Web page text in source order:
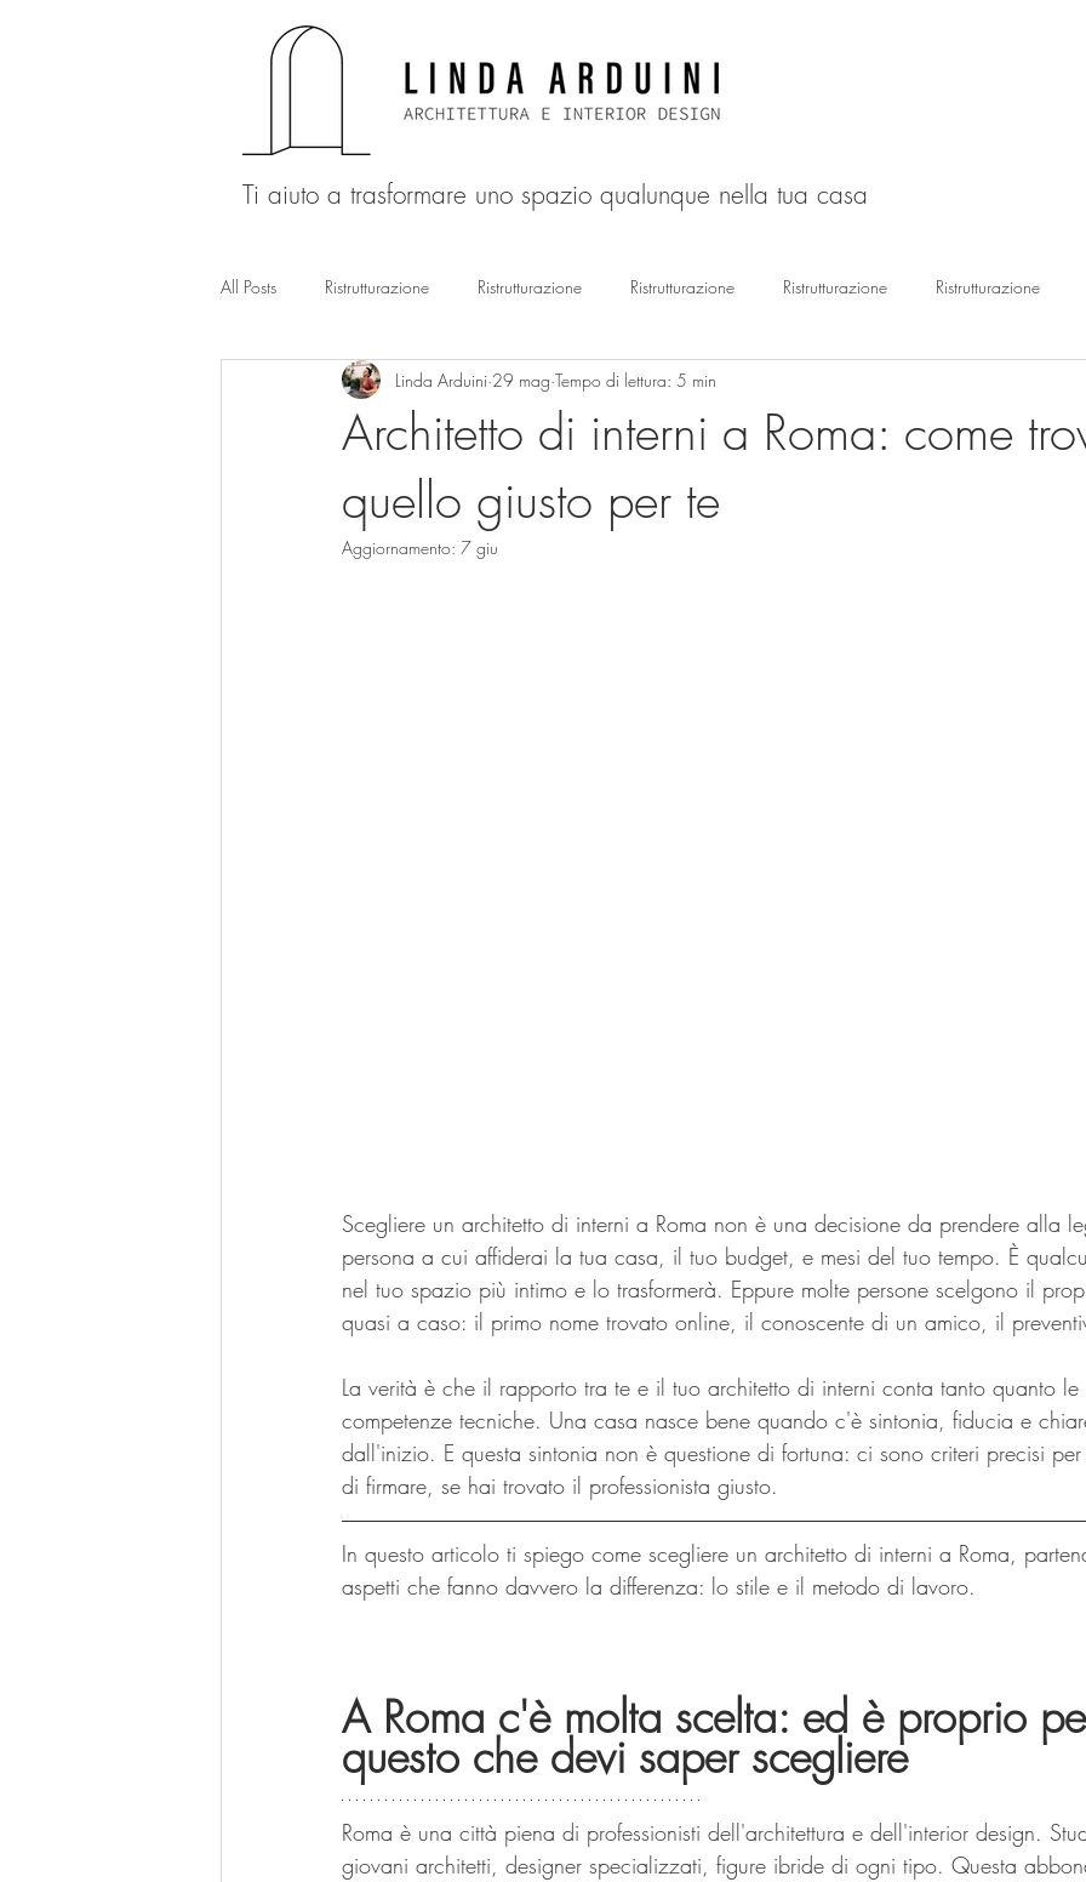
Ti aiuto a trasformare uno spazio qualunque nella tua casa
All Posts Ristrutturazione Ristrutturazione Ristrutturazione Ristrutturazione Ristrutturazione
Ristrutturazione Ristrutturazione Ristrutturazione
Architetto di interni a Roma: come
quello giusto per te
Linda Arduini 29 mag Tempo di lettura: 5 min
Aggiornamento: 7 giu
Scegliere un architetto di interni a Roma non è una decisione da prendere alla
persona a cui affiderai la tua casa, il tuo budget, e mesi del tuo tempo. È
nel tuo spazio più intimo e lo trasformerà. Eppure molte persone scelgono il
quasi a caso: il primo nome trovato online, il conoscente di un amico, il
La verità è che il rapporto tra te e il tuo architetto di interni conta tanto quanto
competenze tecniche. Una casa nasce bene quando c'è sintonia, fiducia e
dall'inizio. E questa sintonia non è questione di fortuna: ci sono criteri precisi
di firmare, se hai trovato il professionista giusto.
In questo articolo ti spiego come scegliere un architetto di interni a Roma,
aspetti che fanno davvero la differenza: lo stile e il metodo di lavoro.
A Roma c'è molta scelta: ed è proprio
questo che devi saper scegliere
Roma è una città piena di professionisti dell'architettura e dell'interior design.
giovani architetti, designer specializzati, figure ibride di ogni tipo. Questa